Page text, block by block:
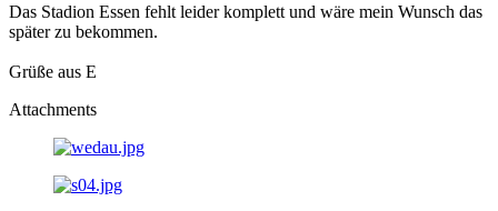
Das Stadion Essen fehlt leider komplett und wäre mein Wunsch das
später zu bekommen.
Grüße aus E
Attachments